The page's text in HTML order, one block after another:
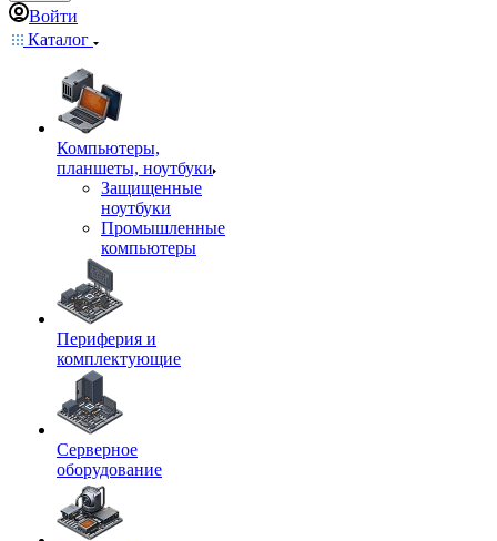
Войти
Каталог
Компьютеры,
планшеты, ноутбуки
Защищенные
ноутбуки
Промышленные
компьютеры
Периферия и
комплектующие
Серверное
оборудование